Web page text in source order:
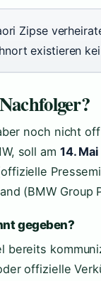
Zipse
existieren
noch nicht
soll am 14.
(BMW
gegeben?
bereits
offizielle